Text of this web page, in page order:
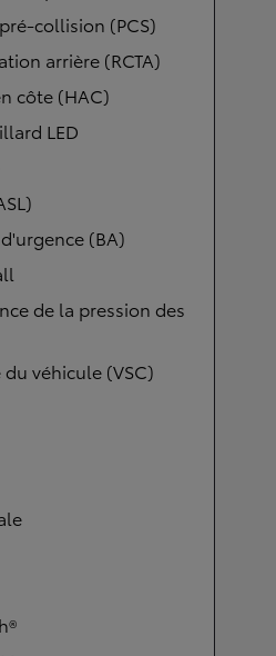
collision (PCS)
arrière (RCTA)
côte (HAC)
LED
(BA)
de la pression des
véhicule (VSC)